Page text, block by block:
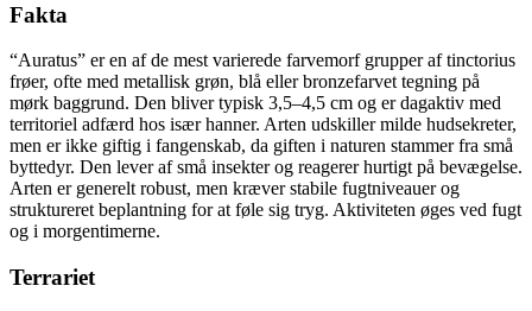
Fakta
“Auratus” er en af de mest varierede farvemorf grupper af tinctorius
frøer, ofte med metallisk grøn, blå eller bronzefarvet tegning på
mørk baggrund. Den bliver typisk 3,5–4,5 cm og er dagaktiv med
territoriel adfærd hos især hanner. Arten udskiller milde hudsekreter,
men er ikke giftig i fangenskab, da giften i naturen stammer fra små
byttedyr. Den lever af små insekter og reagerer hurtigt på bevægelse.
Arten er generelt robust, men kræver stabile fugtniveauer og
struktureret beplantning for at føle sig tryg. Aktiviteten øges ved fugt
og i morgentimerne.
Terrariet